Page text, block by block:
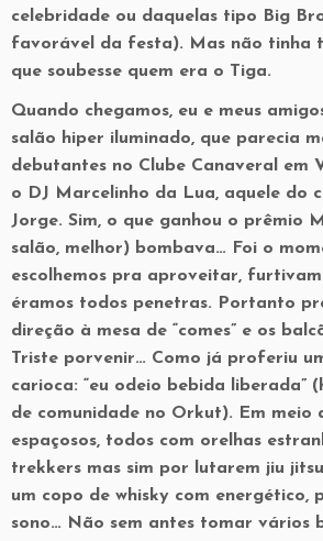
celebridade ou daquelas tipo Big
favorável da festa). Mas não tinha
que soubesse quem era o Tiga.
Quando chegamos, eu e meus
salão hiper iluminado, que parecia
debutantes no Clube Canaveral em
o DJ Marcelinho da Lua, aquele do
Jorge. Sim, o que ganhou o prêmio
salão, melhor) bombava… Foi o
escolhemos pra aproveitar,
éramos todos penetras. Portanto
direção à mesa de “comes” e os
Triste porvenir… Como já proferiu
carioca: “eu odeio bebida liberada”
de comunidade no Orkut). Em meio
espaçosos, todos com orelhas
trekkers mas sim por lutarem jiu
um copo de whisky com energético,
sono… Não sem antes tomar vários